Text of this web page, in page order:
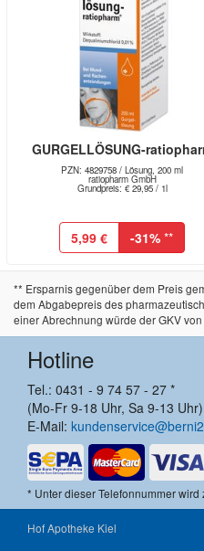
GURGELLÖSUNG-
PZN: 4829758 / Lösung, 200 ml
ratiopharm GmbH
Grundpreis: € 29,95 / 1l
5,99 € -31% **
** Ersparnis gegenüber dem Preis
dem Abgabepreis des
einer Abrechnung würde der GKV
Hotline
Tel.: 0431 - 9 74 57 - 27 *
(Mo-Fr 9-18 Uhr, Sa 9-13 Uhr)
E-Mail:
* Unter dieser Telefonnummer
Hof Apotheke Kiel